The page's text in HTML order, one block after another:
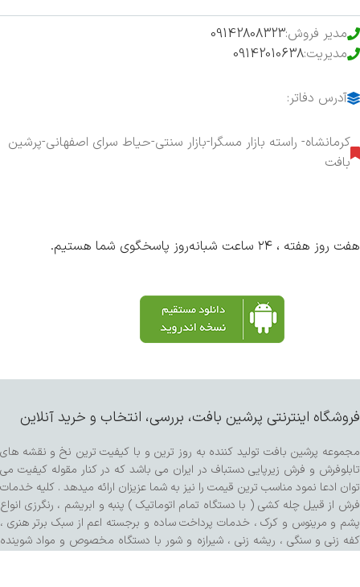
مدیر فروش:09142808323
مدیریت:09142010638
آدرس دفاتر:
کرمانشاه- راسته بازار مسگرا-بازار سنتی-حیاط سرای اصفهانی-پرشین
بافت
هفت روز هفته ، ۲۴ ساعت شبانه‌روز پاسخگوی شما هستیم.
فروشگاه اینترنتی پرشین بافت، بررسی، انتخاب و خرید آنلاین
مجموعه پرشین بافت تولید کننده به روز ترین و با کیفیت ترین نخ و نقشه های
تابلوفرش و فرش زیرپایی دستباف در ایران می باشد که در کنار مقوله کیفیت می
توان ادعا نمود مناسب ترین قیمت را نیز به شما عزیزان ارائه میدهد . کلیه خدمات
فرش از قبیل چله کشی ( با دستگاه تمام اتوماتیک ) پنبه و ابریشم ، رنگرزی انواع
پشم و مرینوس و کرک ، خدمات پرداخت ساده و برجسته اعم از سبک برتر هنری ،
کفه زنی و سنگی ، ریشه زنی ، شیرازه و شور با دستگاه مخصوص و مواد شوینده